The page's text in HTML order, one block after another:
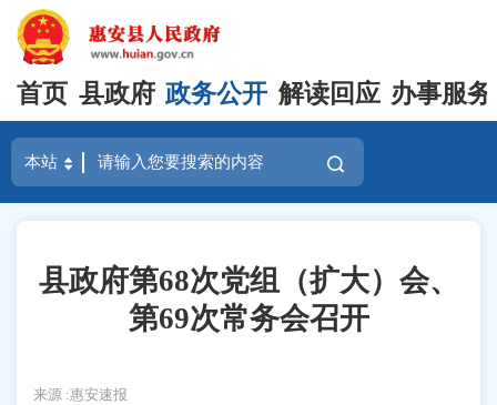
首页 县政府 政务公开 解读回应 办事服务
县政府第68次党组（扩大）会、
第69次常务会召开
来源 :惠安速报